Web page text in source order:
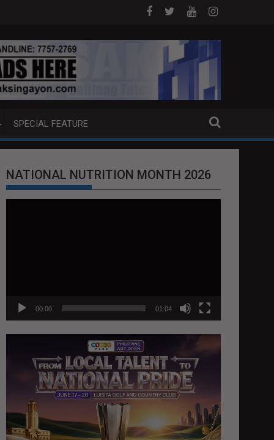
ANG EXTRADITION REQUEST NG U.S. LABAN KAY QUIBOLOY
MAHIGIT P21-M HALAGANG SMUGGLED
SPECIAL FEATURE
NATIONAL NUTRITION MONTH 2026
00:00 01:04